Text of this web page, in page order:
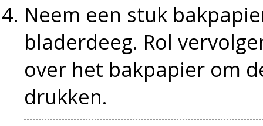
Neem een stuk
bladerdeeg. Rol
over het bakpapier om
drukken.